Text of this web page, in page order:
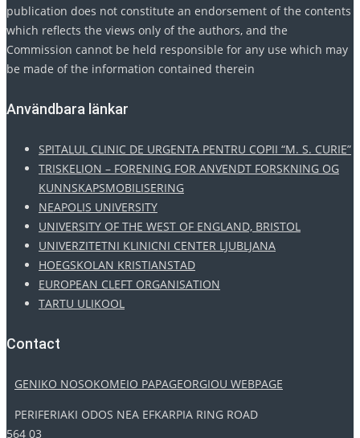
publication does not constitute an endorsement of the contents
which reflects the views only of the authors, and the
Commission cannot be held responsible for any use which may
be made of the information contained therein
Användbara länkar
SPITALUL CLINIC DE URGENTA PENTRU COPII “M. S. CURIE”
TRISKELION – FORENING FOR ANVENDT FORSKNING OG
KUNNSKAPSMOBILISERING
NEAPOLIS UNIVERSITY
UNIVERSITY OF THE WEST OF ENGLAND, BRISTOL
UNIVERZITETNI KLINICNI CENTER LJUBLJANA
HOEGSKOLAN KRISTIANSTAD
EUROPEAN CLEFT ORGANISATION
TARTU ULIKOOL
Contact
GENIKO NOSOKOMEIO PAPAGEORGIOU WEBPAGE
PERIFERIAKI ODOS NEA EFKARPIA RING ROAD
564 03